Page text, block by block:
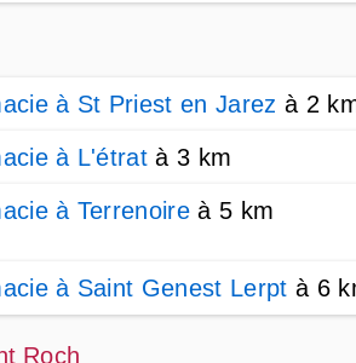
à St Priest en Jarez à 2
à L'étrat à 3 km
à Terrenoire à 5 km
à Saint Genest Lerpt à 6
Roch